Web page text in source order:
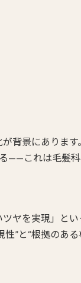
背景にありま
——これは毛髪科
ヤを実現」と
”と“根拠のあ